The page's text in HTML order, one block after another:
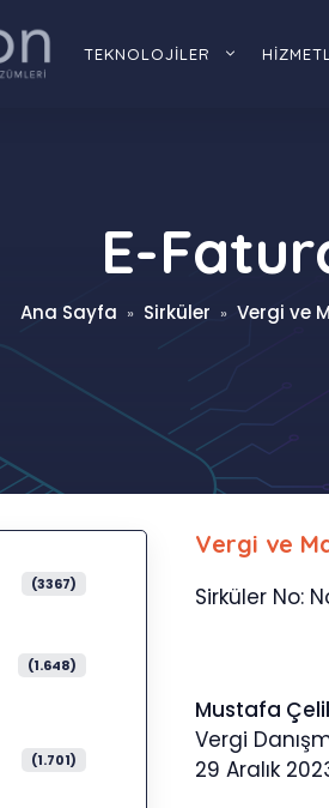
TEKNOLOJİLER
E-
Ana Sayfa » Sirküler » Vergi ve
Vergi ve
Sirküler No:
Mustafa
Vergi
29 Aralık
(3367)
(1.648)
(1.701)